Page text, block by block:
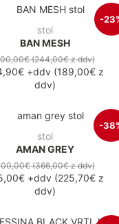
-
stol
BAN MESH
(244,00€z ddv)
+ddv (189,00€ z
ddv)
-
stol
AMAN GREY
(366,00€z ddv)
+ddv(225,70€z
ddv)